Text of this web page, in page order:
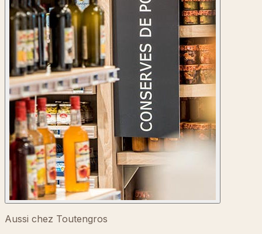
Aussi chez Toutengros